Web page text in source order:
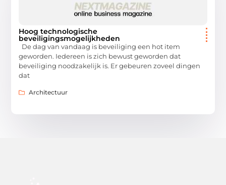
Hoog technologische
beveiligingsmogelijkheden
De dag van vandaag is beveiliging een hot item
geworden. Iedereen is zich bewust geworden dat
beveiliging noodzakelijk is. Er gebeuren zoveel dingen
dat
Architectuur